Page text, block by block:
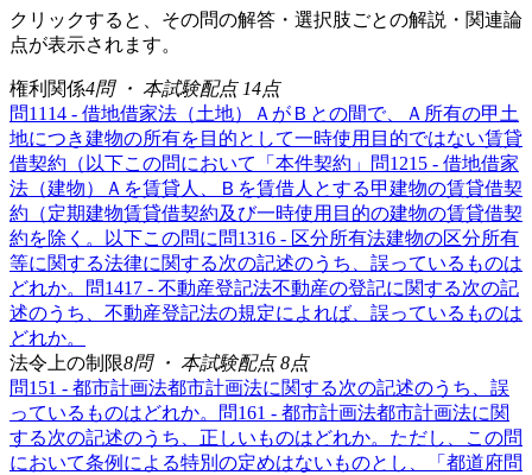
クリックすると、その問の解答・選択肢ごとの解説・関連論
点が表示されます。
権利関係4問 ・ 本試験配点14点
問1114 - 借地借家法（土地）
ＡがＢとの間で、Ａ所有の甲土
地につき建物の所有を目的として一時使用目的ではない賃貸
借契約（以下この問において「本件契約」
問1215 - 借地借家
法（建物）
Ａを賃貸人、Ｂを賃借人とする甲建物の賃貸借契
約（定期建物賃貸借契約及び一時使用目的の建物の賃貸借契
約を除く。以下この問に問1316 - 区分所有法建物の区分所有
等に関する法律に関する次の記述のうち、誤っているものは
どれか。
問1417 - 不動産登記法不動産の登記に関する次の記
述のうち、不動産登記法の規定によれば、誤っているものは
どれか。
法令上の制限8問 ・ 本試験配点8点
問151 - 都市計画法都市計画法に関する次の記述のうち、誤
っているものはどれか。
問161 - 都市計画法都市計画法に関
する次の記述のうち、正しいものはどれか。ただし、この問
において条例による特別の定めはないものとし、「都道府問